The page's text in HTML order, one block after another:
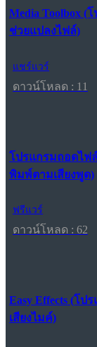
Media Toolbox (
ช่วยแปลงไฟล์)
แชร์แวร์
ดาวน์โหลด : 11
โปรแกรมถอดไฟ
พิมพ์ตามเสียงพูด)
ฟรีแวร์
ดาวน์โหลด : 62
Easy Effects (โป
เสียงไมค์)